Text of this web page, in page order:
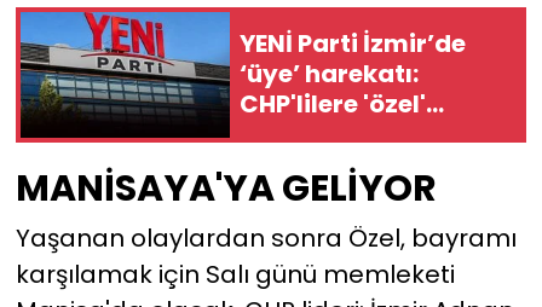
YENİ Parti İzmir’de
‘üye’ harekatı:
CHP'lilere 'özel'
davet!
MANİSAYA'YA GELİYOR
Yaşanan olaylardan sonra Özel, bayramı
karşılamak için Salı günü memleketi
Yurt